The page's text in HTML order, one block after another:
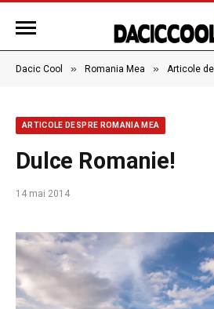
Dacic Cool » Romania Mea » Articole
ARTICOLE DESPRE ROMANIA MEA
Dulce Romanie!
14 mai 2014